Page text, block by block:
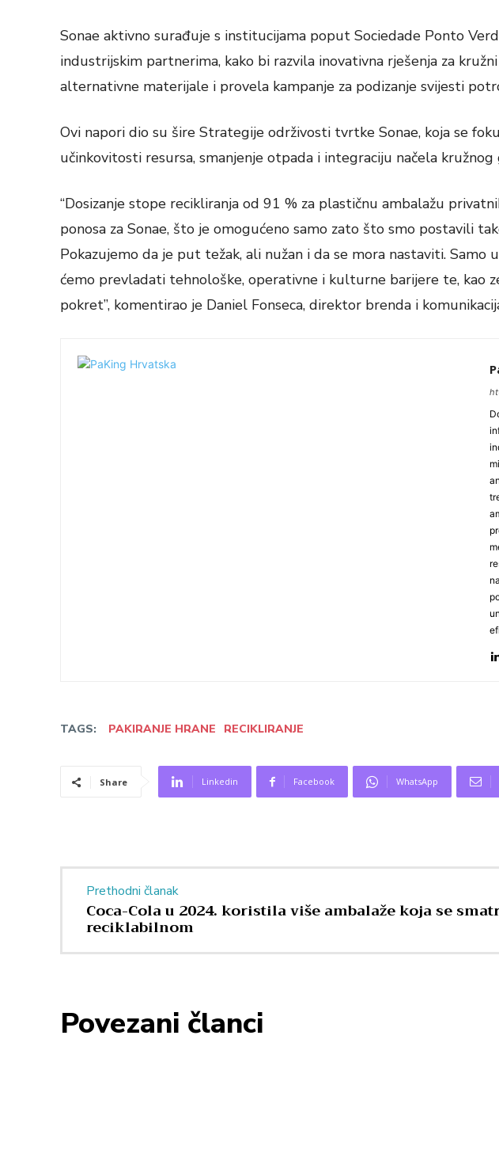
Sonae aktivno surađuje s institucijama poput Sociedade Ponto
industrijskim partnerima, kako bi razvila inovativna rješenja za
alternativne materijale i provela kampanje za podizanje svijesti
Ovi napori dio su šire Strategije održivosti tvrtke Sonae, koja se
učinkovitosti resursa, smanjenje otpada i integraciju načela kružnog
“Dosizanje stope recikliranja od 91 % za plastičnu ambalažu
ponosa za Sonae, što je omogućeno samo zato što smo postavili
Pokazujemo da je put težak, ali nužan i da se mora nastaviti. Samo
ćemo prevladati tehnološke, operativne i kulturne barijere te, kao
pokret”, komentirao je Daniel Fonseca, direktor brenda i
TAGS: PAKIRANJE HRANE RECIKLIRANJE
Share Linkedin Facebook WhatsApp
Prethodni članak
Coca-Cola u 2024. koristila više ambalaže koja se
reciklabilnom
Povezani članci